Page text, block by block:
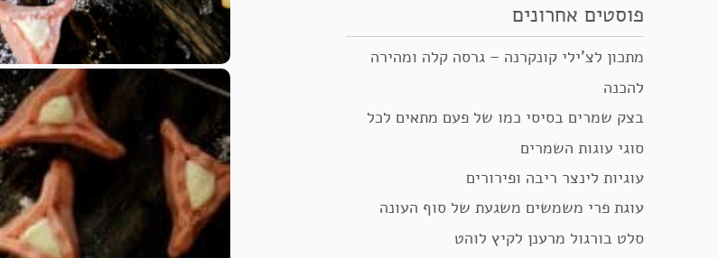
פוסטים אחרונים
מתכון לצ’ילי קונקרנה – גרסה קלה ומהירה
להכנה
בצק שמרים בסיסי כמו של פעם מתאים לכל
סוגי עוגות השמרים
עוגיות לינצר ריבה ופירורים
עוגת פרי משמשים משגעת של סוף העונה
סלט בורגול מרענן לקיץ לוהט